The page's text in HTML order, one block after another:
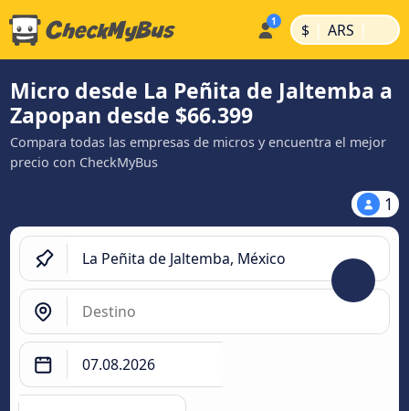
$ | ARS |
Micro desde La Peñita de Jaltemba a
Zapopan desde $66.399
Compara todas las empresas de micros y encuentra el mejor
precio con CheckMyBus
1